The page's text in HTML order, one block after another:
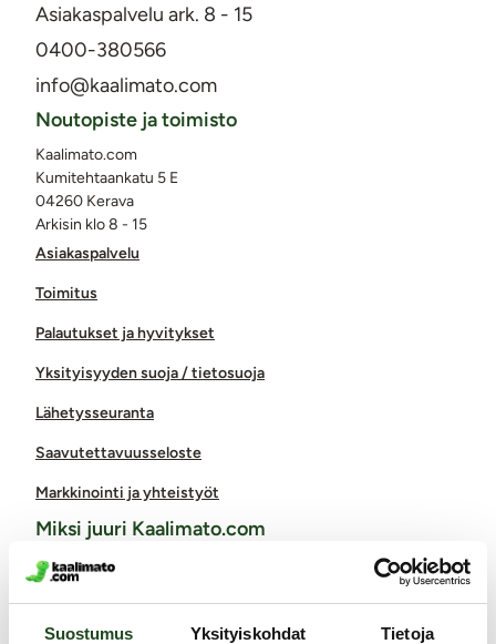
Suostumus Yksityiskohdat Tietoja
Asiakaspalvelu ark. 8 - 15
0400-380566
info@kaalimato.com
Asiakaspalvelu
Toimitus
Palautukset ja hyvitykset
Yksityisyyden suoja / tietosuoja
Lähetysseuranta
Saavutettavuusseloste
Markkinointi ja yhteistyöt
Noutopiste ja toimisto
Kaalimato.com
Kumitehtaankatu 5 E
04260 Kerava
Arkisin klo 8 - 15
Miksi juuri Kaalimato.com
Laaja ja monipuolinen valikoima eroottisia tuotteita
Arkisin ennen klo 14 tehdyt tilaukset lähetetään vielä samana
päivänä